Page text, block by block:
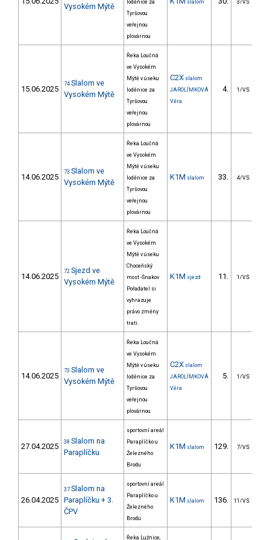
Vysokém Mýtě
loděnice za
Tyršovou
veřejnou
plovárnou
slalom 3/VS
15.06.2025
74 Slalom ve
Vysokém Mýtě
Řeka Loučná
ve Vysokém
Mýtě v úseku
loděnice za
Tyršovou
veřejnou
plovárnou
C2X slalom
JAROLÍMKOVÁ
Věra
4. 1/VS
14.06.2025
73 Slalom ve
Vysokém Mýtě
Řeka Loučná
ve Vysokém
Mýtě v úseku
loděnice za
Tyršovou
veřejnou
plovárnou
K1M slalom 33. 4/VS
14.06.2025
72 Sjezd ve
Vysokém Mýtě
Řeka Loučná
ve Vysokém
Mýtě v úseku
Choceňský
most -Šnakov
Pořadatel si
vyhrazuje
právo změny
trati.
K1M sjezd 11. 1/VS
14.06.2025
73 Slalom ve
Vysokém Mýtě
Řeka Loučná
ve Vysokém
Mýtě v úseku
loděnice za
Tyršovou
veřejnou
plovárnou
C2X slalom
JAROLÍMKOVÁ
Věra
5. 1/VS
27.04.2025 38 Slalom na
Paraplíčku
sportovní areál
Paraplíčko u
Železného
Brodu
K1M slalom 129. 7/VS
26.04.2025
37 Slalom na
Paraplíčku + 3.
ČPV
sportovní areál
Paraplíčko u
Železného
Brodu
K1M slalom 136. 11/VS
Řeka Lužnice,